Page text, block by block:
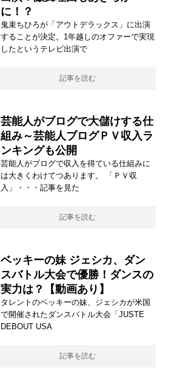
に！？
鬼束ちひろが「アウトデラックス」に出演
することが決定。1年越しのオファーで実現
したというテレビ出演で
記事を読む
芸能人がブログで大儲けする仕
組み～芸能人ブログＰＶ収入ラ
ンキングも公開
芸能人がブログで収入を得ている仕組みに
は大きくわけてつあります。 「ＰＶ収
入」・・・記事を見た
記事を読む
ベッキーの妹 ジェシカ、ダン
スバトル大会で優勝！ダンスの
実力は？【動画あり】
タレントのベッキーの妹、ジェシカが米国
で開催されたダンスバトル大会「JUSTE
DEBOUT USA
記事を読む